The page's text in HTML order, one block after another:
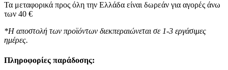
Τα μεταφορικά προς όλη την Ελλάδα είναι δωρεάν για αγορές άνω
των 40 €
*Η αποστολή των προϊόντων διεκπεραιώνεται σε 1-3 εργάσιμες
ημέρες.
Πληροφορίες παράδοσης: